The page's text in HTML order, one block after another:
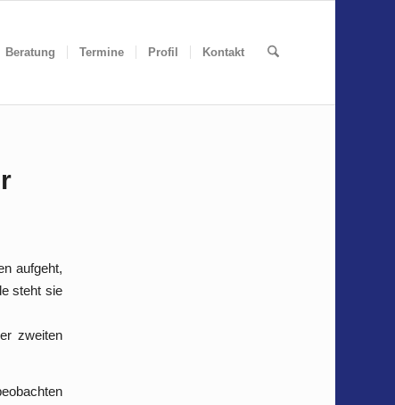
Beratung Termine Profil Kontakt
aufgeht,
steht sie
zweiten